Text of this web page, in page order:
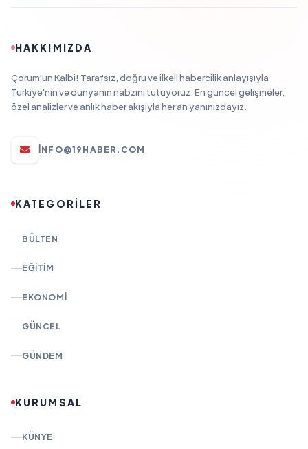
HAKKIMIZDA
Çorum'un Kalbi! Tarafsız, doğru ve ilkeli habercilik anlayışıyla
Türkiye'nin ve dünyanın nabzını tutuyoruz. En güncel gelişmeler,
özel analizler ve anlık haber akışıyla her an yanınızdayız.
INFO@19HABER.COM
KATEGORİLER
BÜLTEN
EĞITIM
EKONOMI
GÜNCEL
GÜNDEM
KURUMSAL
KÜNYE